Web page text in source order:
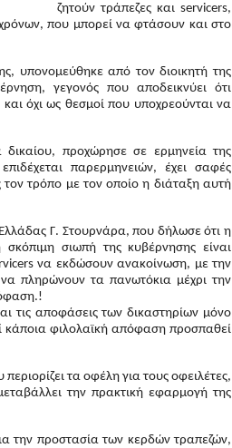
ζητούν τράπεζες και servicers,
που μπορεί να φτάσουν και στο
υπονομεύθηκε από τον διοικητή της
γεγονός που αποδεικνύει ότι
όχι ως θεσμοί που υποχρεούνται να
προχώρησε σε ερμηνεία της
παρερμηνειών, έχει σαφές
τρόπο με τον οποίο η διάταξη αυτή
Γ. Στουρνάρα, που δήλωσε ότι η
σιωπή της κυβέρνησης είναι
να εκδώσουν ανακοίνωση, με την
πληρώνουν τα πανωτόκια μέχρι την
τις αποφάσεις των δικαστηρίων μόνο
κάποια φιλολαϊκή απόφαση προσπαθεί
τα οφέλη για τους οφειλέτες,
την πρακτική εφαρμογή της
την προστασία των κερδών τραπεζών,